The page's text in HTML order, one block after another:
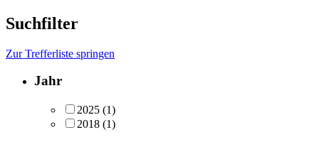
Suchfilter
Zur Trefferliste springen
Jahr
2025 (1)
2018 (1)